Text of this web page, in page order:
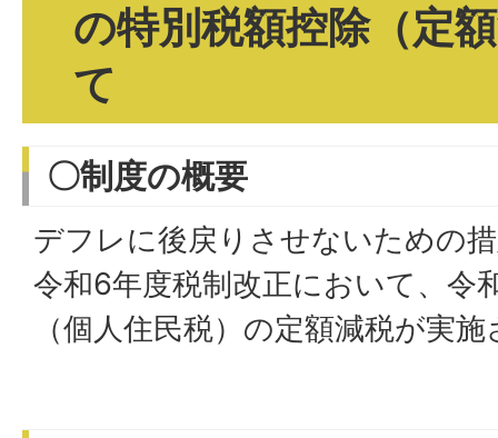
の特別税額控除（定
て
〇制度の概要
デフレに後戻りさせないための
令和6年度税制改正において、令
（個人住民税）の定額減税が実